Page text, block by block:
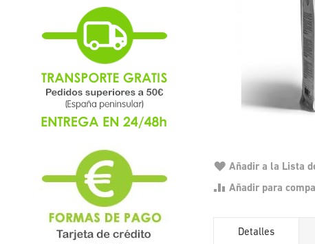
Añadir a la Lista
Añadir para
Detalles